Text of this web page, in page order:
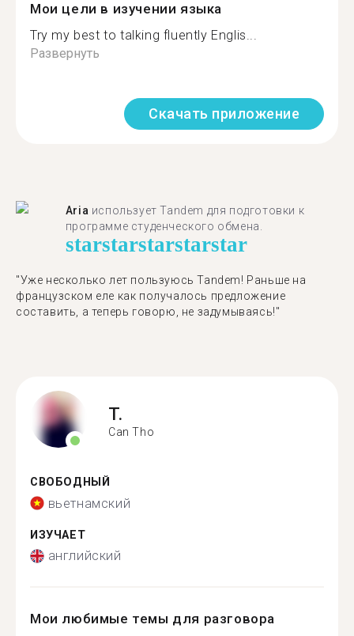
Мои цели в изучении языка
Try my best to talking fluently Englis...
Развернуть
Скачать приложение
Aria использует Tandem для подготовки к
программе студенческого обмена.
starstarstarstarstar
"​​Уже несколько лет пользуюсь Tandem! Раньше на
французском еле как получалось предложение
составить, а теперь говорю, не задумываясь!"
T.
Can Tho
СВОБОДНЫЙ
вьетнамский
ИЗУЧАЕТ
английский
Мои любимые темы для разговора